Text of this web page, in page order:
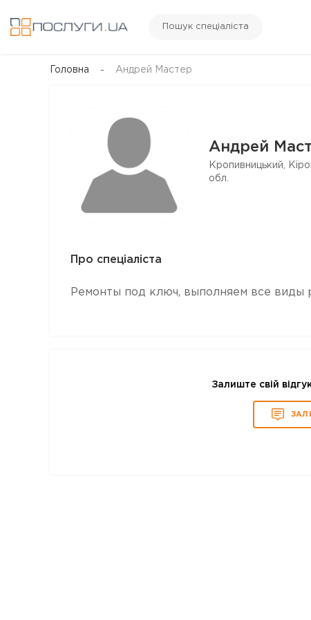
Пошук спеціаліста
Головна Андрей Мастер
Андрей
Кропивницький,
обл.
Про спеціаліста
Ремонты под ключ, выполняем все виды
Залиште свій